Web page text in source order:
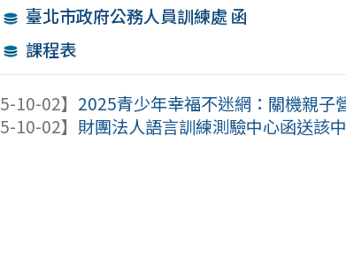
臺北市政府公務人員訓練處 函
課程表
10-02】 2025青少年幸福不迷網：關機親子
10-02】 財團法人語言訓練測驗中心函送該